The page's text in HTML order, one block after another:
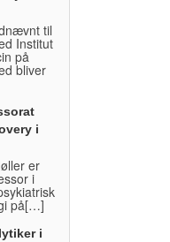
til
Institut
på
bliver
i
er
i
på[…]
i